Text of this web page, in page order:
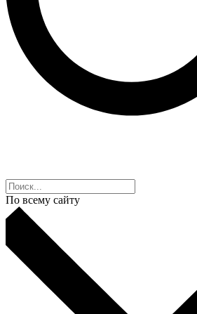
По всему сайту